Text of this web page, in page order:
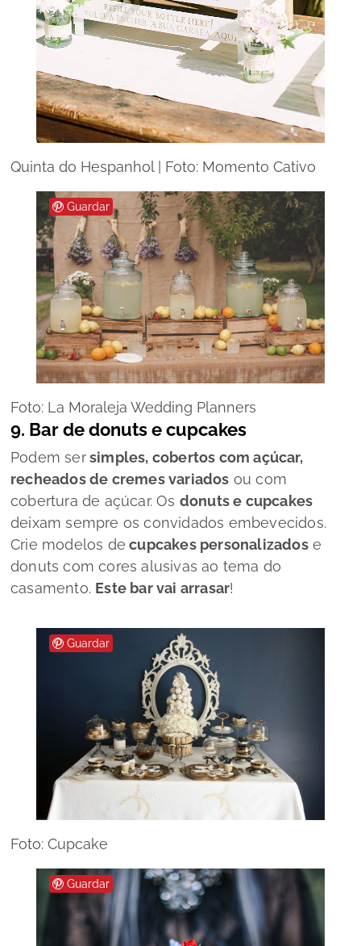
Quinta do Hespanhol | Foto: Momento Cativo
Guardar
Foto: La Moraleja Wedding Planners
9. Bar dedonutsecupcakes
Podem sersimples, cobertos com açúcar,
recheados de cremes variados ou com
cobertura de açúcar. Os donuts e cupcakes
deixam sempre os convidados embevecidos.
Crie modelos de cupcakes personalizadose
donuts com cores alusivas ao tema do
casamento. Este bar vai arrasar!
Guardar
Foto: Cupcake
Guardar